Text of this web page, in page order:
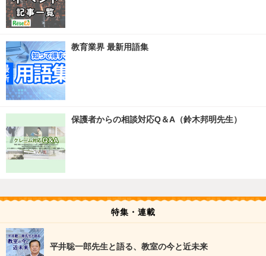
教育業界 最新用語集
保護者からの相談対応Q＆A（鈴木邦明先生）
特集・連載
平井聡一郎先生と語る、教室の今と近未来